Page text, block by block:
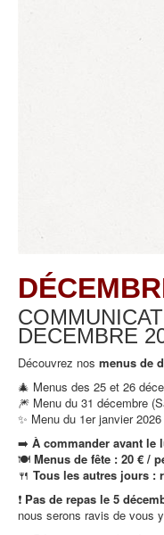
DECEMBRE
Découvrez nos menus de
🎄 Menus des 25 et 26
🎆 Menu du 31 décembre
✨ Menu du 1er janvier
➡️ À commander avant le
🍽️ Menus de fête : 20 € /
🍴 Tous les autres jours :
❗ Pas de repas le 5
nous serons ravis de vous